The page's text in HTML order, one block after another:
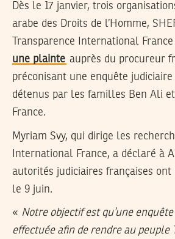
Dès le 17 janvier, trois
arabe des Droits de l’Homme,
Transparence International
une plainte auprès du procureur
préconisant une enquête
détenus par les familles Ben Ali
France.
Myriam Svy, qui dirige les
International France, a déclaré à
autorités judiciaires françaises ont
le 9 juin.
« Notre objectif est qu’une
effectuée afin de rendre au peuple